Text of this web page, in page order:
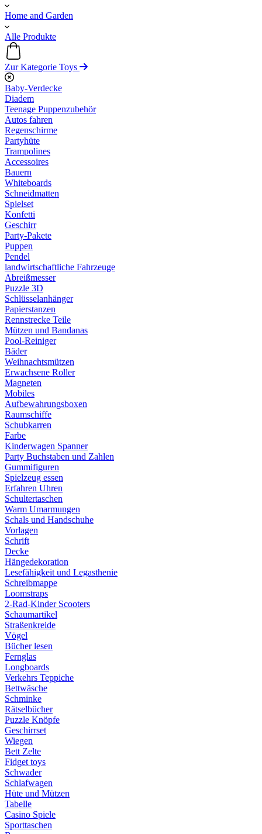
Home and Garden
Alle Produkte
Zur Kategorie Toys
Baby-Verdecke
Diadem
Teenage Puppenzubehör
Autos fahren
Regenschirme
Partyhüte
Trampolines
Accessoires
Bauern
Whiteboards
Schneidmatten
Spielset
Konfetti
Geschirr
Party-Pakete
Puppen
Pendel
landwirtschaftliche Fahrzeuge
Abreißmesser
Puzzle 3D
Schlüsselanhänger
Papierstanzen
Rennstrecke Teile
Mützen und Bandanas
Pool-Reiniger
Bäder
Weihnachtsmützen
Erwachsene Roller
Magneten
Mobiles
Aufbewahrungsboxen
Raumschiffe
Schubkarren
Farbe
Kinderwagen Spanner
Party Buchstaben und Zahlen
Gummifiguren
Spielzeug essen
Erfahren Uhren
Schultertaschen
Warm Umarmungen
Schals und Handschuhe
Vorlagen
Schrift
Decke
Hängedekoration
Lesefähigkeit und Legasthenie
Schreibmappe
Loomstraps
2-Rad-Kinder Scooters
Schaumartikel
Straßenkreide
Vögel
Bücher lesen
Fernglas
Longboards
Verkehrs Teppiche
Bettwäsche
Schminke
Rätselbücher
Puzzle Knöpfe
Geschirrset
Wiegen
Bett Zelte
Fidget toys
Schwader
Schlafwagen
Hüte und Mützen
Tabelle
Casino Spiele
Sporttaschen